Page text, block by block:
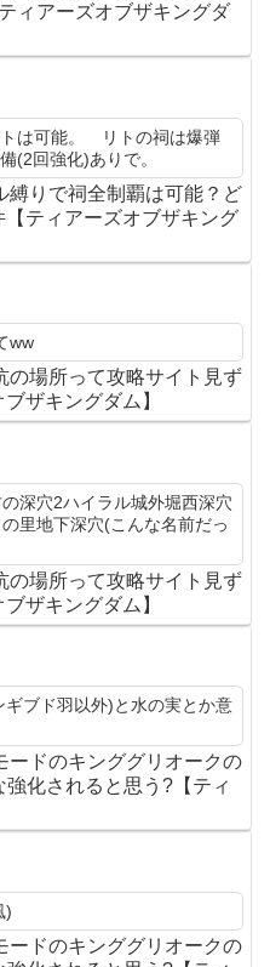
ィアーズオブザキングダ
は可能。 リトの祠は爆弾
(2回強化)ありで。
縛りで祠全制覇は可能？ど
ティアーズオブザキング
ww
の場所って攻略サイト見ず
ザキングダム】
深穴2ハイラル城外堀西深穴
里地下深穴(こんな名前だっ
の場所って攻略サイト見ず
ザキングダム】
ブド羽以外)と水の実とか意
ードのキンググリオークの
化されると思う?【ティ
)
ードのキンググリオークの